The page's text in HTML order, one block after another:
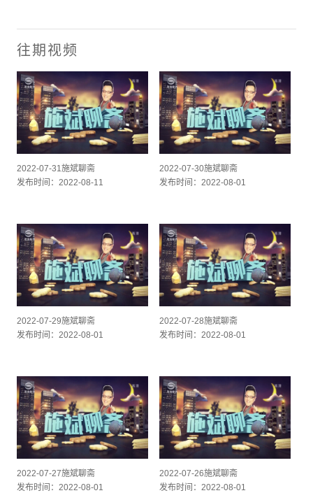
往期视频
2022-07-31施斌聊斋
发布时间：2022-08-11
2022-07-30施斌聊斋
发布时间：2022-08-01
2022-07-29施斌聊斋
发布时间：2022-08-01
2022-07-28施斌聊斋
发布时间：2022-08-01
2022-07-27施斌聊斋
发布时间：2022-08-01
2022-07-26施斌聊斋
发布时间：2022-08-01